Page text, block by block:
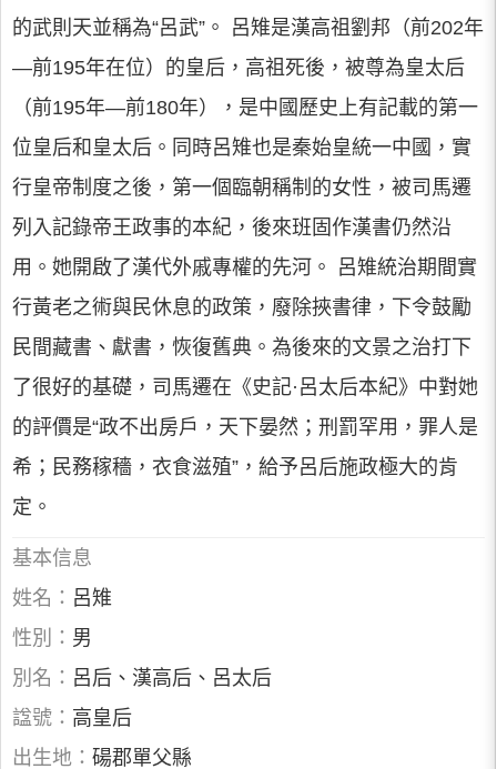
的武則天並稱為“呂武”。 呂雉是漢高祖劉邦（前202年
—前195年在位）的皇后，高祖死後，被尊為皇太后
（前195年—前180年），是中國歷史上有記載的第一
位皇后和皇太后。同時呂雉也是秦始皇統一中國，實
行皇帝制度之後，第一個臨朝稱制的女性，被司馬遷
列入記錄帝王政事的本紀，後來班固作漢書仍然沿
用。她開啟了漢代外戚專權的先河。 呂雉統治期間實
行黃老之術與民休息的政策，廢除挾書律，下令鼓勵
民間藏書、獻書，恢復舊典。為後來的文景之治打下
了很好的基礎，司馬遷在《史記·呂太后本紀》中對她
的評價是“政不出房戶，天下晏然；刑罰罕用，罪人是
希；民務稼穡，衣食滋殖”，給予呂后施政極大的肯
定。
基本信息
姓名： 呂雉
性別： 男
別名： 呂后、漢高后、呂太后
諡號： 高皇后
出生地： 碭郡單父縣